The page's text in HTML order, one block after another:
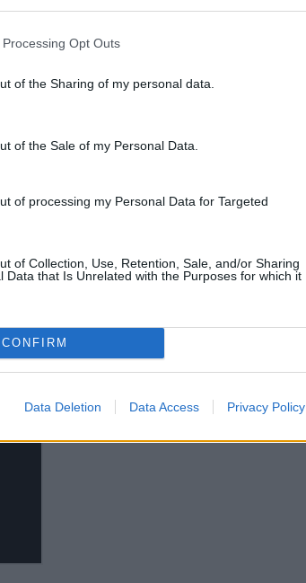
Opt Outs
of the Sharing of my personal data.
of the Sale of my Personal Data.
of processing my Personal Data for Targeted
of Collection, Use, Retention, Sale, and/or Sharing
Data that Is Unrelated with the Purposes for which it
CONFIRM
Data Deletion Data Access Privacy Policy